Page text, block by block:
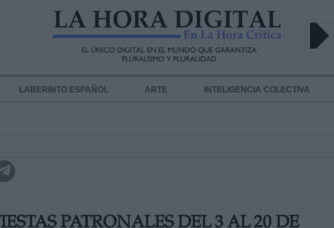
LABERINTO ESPAÑOL ARTE INTELIGENCIA COLECTIVA
PATRONALES DEL 3 AL 20 DE